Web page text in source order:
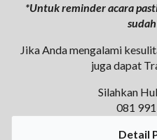
*Untuk reminder acara
Jika Anda mengalami
juga dapat
Silahkan
081
Detail